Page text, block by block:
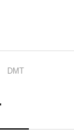
DMT